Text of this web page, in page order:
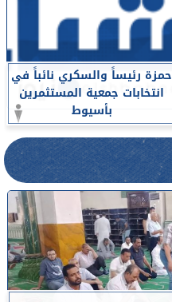
حمزة رئيساً والسكري نائباً في
انتخابات جمعية المستثمرين
بأسيوط